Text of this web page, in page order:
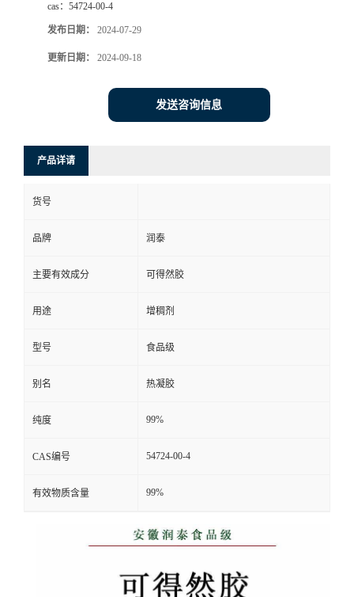
cas： 54724-00-4
发布日期： 2024-07-29
更新日期： 2024-09-18
发送咨询信息
产品详请
货号
品牌 润泰
主要有效成分 可得然胶
用途 增稠剂
型号 食品级
别名 热凝胶
纯度 99%
CAS编号 54724-00-4
有效物质含量 99%